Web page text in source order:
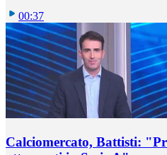
00:37
Calciomercato, Battisti: